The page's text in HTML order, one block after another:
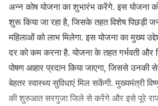
e
m
a
अन्न कोष योजना का शुभारंभ करेंगे. इस योजना
शुरू किया जा रहा है, जिसके तहत विशेष पिछड़ी
महिलाओं को लाभ मिलेगा. इस योजना का मुख्य
दर को कम करना है. योजना के तहत गर्भवती और
पोषण आहार प्रदान किया जाएगा, जिससे उनकी
बेहतर स्वास्थ्य सुविधाएं मिल सकेंगी. मुख्यमंत्री
की शुरुआत सरगुजा जिले से करेंगे और इसे पूरे